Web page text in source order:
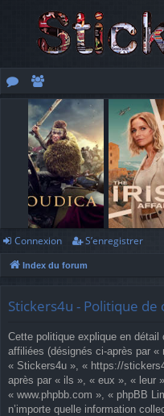
e
m
br
es
Connexion S’enregistrer
Index du forum
Stickers4u - Politique
Cette politique explique en
affiliées (désignés ci-après par «
« Stickers4u », « https://
après par « ils », « eux », « leur
« www.phpbb.com », « phpBB
n’importe quelle information